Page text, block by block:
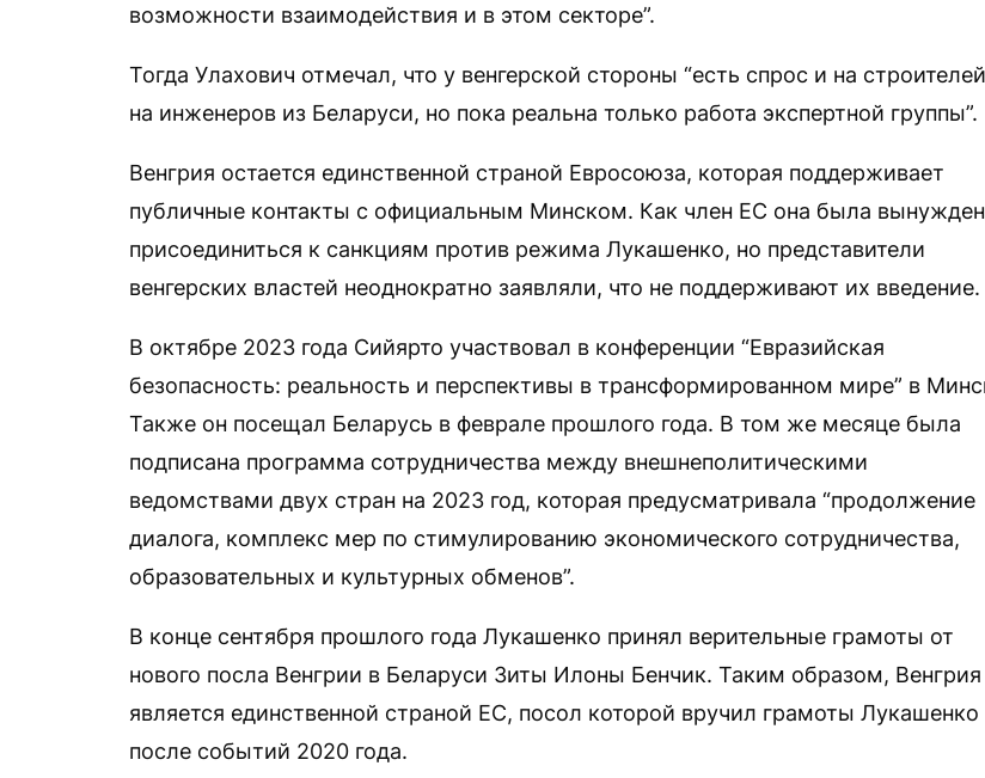
возможности взаимодействия и в этом секторе”.
Тогда Улахович отмечал, что у венгерской стороны “есть спрос и на
на инженеров из Беларуси, но пока реальна только работа экспертной группы”.
Венгрия остается единственной страной Евросоюза, которая поддерживает
публичные контакты с официальным Минском. Как член ЕС она была
присоединиться к санкциям против режима Лукашенко, но представители
венгерских властей неоднократно заявляли, что не поддерживают их введение.
В октябре 2023 года Сийярто участвовал в конференции “Евразийская
безопасность: реальность и перспективы в трансформированном мире” в
Также он посещал Беларусь в феврале прошлого года. В том же месяце была
подписана программа сотрудничества между внешнеполитическими
ведомствами двух стран на 2023 год, которая предусматривала “продолжение
диалога, комплекс мер по стимулированию экономического сотрудничества,
образовательных и культурных обменов”.
В конце сентября прошлого года Лукашенко принял верительные грамоты от
нового посла Венгрии в Беларуси Зиты Илоны Бенчик. Таким образом, Венгрия
является единственной страной ЕС, посол которой вручил грамоты Лукашенко
после событий 2020 года.